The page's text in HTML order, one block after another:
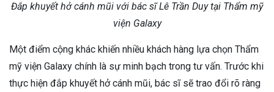
Đắp khuyết hở cánh mũi với bác sĩ Lê Trần Duy tại Thẩm mỹ
viện Galaxy
Một điểm cộng khác khiến nhiều khách hàng lựa chọn Thẩm
mỹ viện Galaxy chính là sự minh bạch trong tư vấn. Trước khi
thực hiện đắp khuyết hở cánh mũi, bác sĩ sẽ trao đổi rõ ràng